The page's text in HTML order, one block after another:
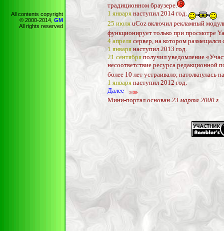
All contents copyright
© 2000-2014, GM
All rights reserved
традиционном браузере.
1 января наступил 2014 год.
25 июля uCoz включил рекламный
функционирует только при просмотре
4 апреля сервер, на котором
1 января наступил 2013 год.
21 сентября получил уведомление
несоответствие ресурса редакционной
более 10 лет устраивало, натолкнулась
1 января наступил 2012 год.
Далее
Мини-портал основан 23 марта 2000 г.